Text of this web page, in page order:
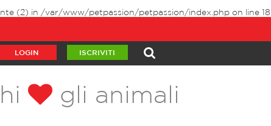
(2) in /var/www/petpassion/petpassion/index.php on line 18
LOGIN ISCRIVITI
gli animali